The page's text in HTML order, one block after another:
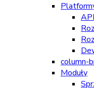
column-
Moduły